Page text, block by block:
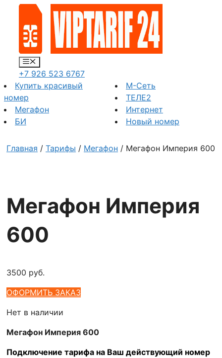
содержимому
Меню
+7 926 523 6767
Купить красивый
номер
Мегафон
БИ
М-Сеть
ТЕЛЕ2
Интернет
Новый номер
Главная / Тарифы / Мегафон / Мегафон Империя 600
Мегафон Империя
600
3500 руб.
ОФОРМИТЬ ЗАКАЗ
Нет в наличии
Мегафон Империя 600
Подключение тарифа на Ваш действующий номер